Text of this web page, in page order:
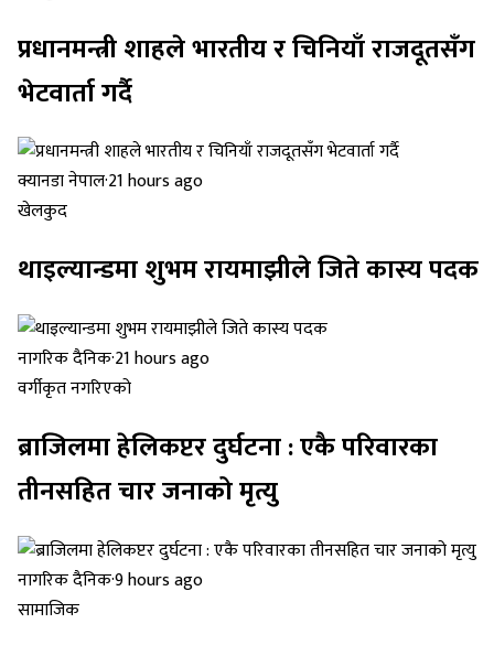
प्रधानमन्त्री शाहले भारतीय र चिनियाँ राजदूतसँग
भेटवार्ता गर्दै
क्यानडा नेपाल·21 hours ago
खेलकुद
थाइल्यान्डमा शुभम रायमाझीले जिते कास्य पदक
नागरिक दैनिक·21 hours ago
वर्गीकृत नगरिएको
ब्राजिलमा हेलिकप्टर दुर्घटना : एकै परिवारका
तीनसहित चार जनाको मृत्यु
नागरिक दैनिक·9 hours ago
सामाजिक